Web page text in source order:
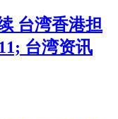
台湾香港担
台湾资讯